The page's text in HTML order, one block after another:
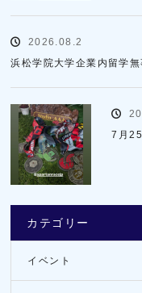
2026.08.2
浜松学院大学企業内留学
7月
カテゴリー
イベント